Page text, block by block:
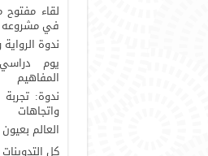
لقاء مفتوح
في مشروعه
ندوة الرواية
يوم
المفاهيم
ندوة: تجربة
واتجاهات
العالم
كل التدوينات